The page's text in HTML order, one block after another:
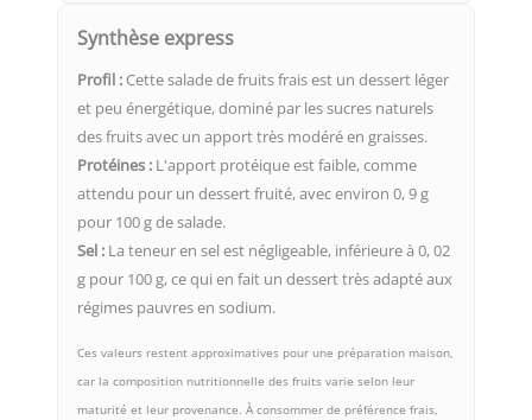
Synthèse express
Profil : Cette salade de fruits frais est un dessert léger
et peu énergétique, dominé par les sucres naturels
des fruits avec un apport très modéré en graisses.
Protéines : L'apport protéique est faible, comme
attendu pour un dessert fruité, avec environ 0, 9 g
pour 100 g de salade.
Sel : La teneur en sel est négligeable, inférieure à 0, 02
g pour 100 g, ce qui en fait un dessert très adapté aux
régimes pauvres en sodium.
Ces valeurs restent approximatives pour une préparation maison,
car la composition nutritionnelle des fruits varie selon leur
maturité et leur provenance. À consommer de préférence frais,